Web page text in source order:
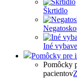
Škrtidlo
Iné
Pomôcky pre
Pomôcky
pacientov